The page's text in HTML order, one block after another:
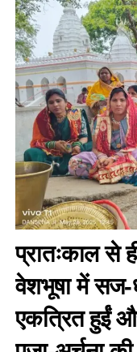
प्रातःकाल से
वेशभूषा में
एकत्रित हुईं